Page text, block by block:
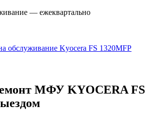
— ежеквартально
обслуживание Kyocera FS 1320MFP
МФУ KYOCERA FS